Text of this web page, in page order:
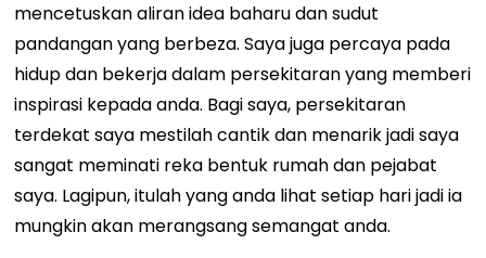
mencetuskan aliran idea baharu dan sudut
pandangan yang berbeza. Saya juga percaya pada
hidup dan bekerja dalam persekitaran yang memberi
inspirasi kepada anda. Bagi saya, persekitaran
terdekat saya mestilah cantik dan menarik jadi saya
sangat meminati reka bentuk rumah dan pejabat
saya. Lagipun, itulah yang anda lihat setiap hari jadi ia
mungkin akan merangsang semangat anda.